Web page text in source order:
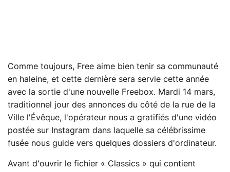
Comme toujours, Free aime bien tenir sa communauté
en haleine, et cette dernière sera servie cette année
avec la sortie d'une nouvelle Freebox. Mardi 14 mars,
traditionnel jour des annonces du côté de la rue de la
Ville l'Évêque, l'opérateur nous a gratifiés d'une vidéo
postée sur Instagram dans laquelle sa célébrissime
fusée nous guide vers quelques dossiers d'ordinateur.
Avant d'ouvrir le fichier « Classics » qui contient